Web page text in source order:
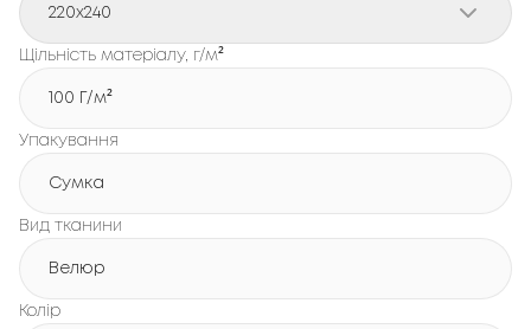
220x240
Щільність матеріалу, г/м²
100 Г/м²
Упакування
Сумка
Вид тканини
Велюр
Колір